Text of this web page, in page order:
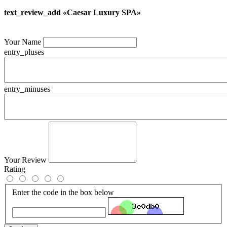
text_review_add «Caesar Luxury SPA»
Your Name
entry_pluses
entry_minuses
Your Review
Rating
Enter the code in the box below